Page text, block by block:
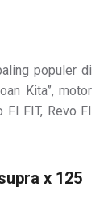
populer di
Kita”, motor
FI FIT, Revo FI
x 125